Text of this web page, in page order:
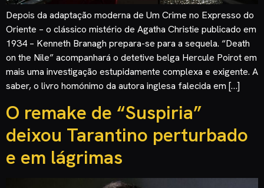
Depois da adaptação moderna de Um Crime no Expresso do
Oriente – o clássico mistério de Agatha Christie publicado em
1934 – Kenneth Branagh prepara-se para a sequela. “Death
on the Nile” acompanhará o detetive belga Hercule Poirot em
mais uma investigação estupidamente complexa e exigente. A
saber, o livro homónimo da autora inglesa falecida em […]
O remake de “Suspiria”
deixou Tarantino perturbado
e em lágrimas